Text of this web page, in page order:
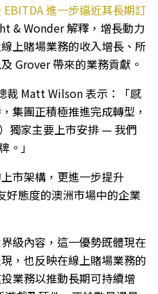
EBITDA 進一步逼近其長期訂
& Wonder 解釋，增長動力
上賭場業務的收入增長、所
Grover 帶來的業務貢獻。
裁 Matt Wilson 表示：「感
集團正積極推進完成轉型，
獨家主要上市安排 — 我們
。」
市架構，更進一步提升
態度的澳洲市場中的企業
級內容，這一優勢既體現在
，也反映在線上賭場業務的
業務以推動長期可持續增